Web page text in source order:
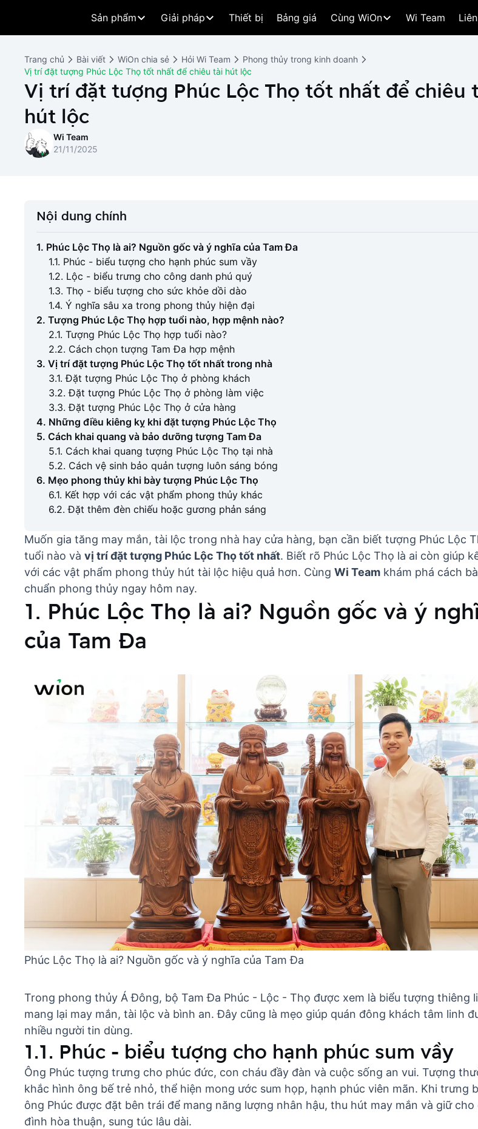
Sản phẩm Giải pháp Thiết bị Bảng giá Cùng WiOn Wi Team
Trang chủ Bài viết WiOn chia sẻ Hỏi Wi Team
Phong thủy trong kinh doanh
Vị trí đặt tượng Phúc Lộc Thọ tốt nhất để chiêu tài hút lộc
Vị trí đặt tượng Phúc Lộc Thọ tốt nhất để chiêu
hút lộc
Wi Team
21/11/2025
Nội dung chính
1. Phúc Lộc Thọ là ai? Nguồn gốc và ý nghĩa của Tam Đa
1.1. Phúc - biểu tượng cho hạnh phúc sum vầy
1.2. Lộc - biểu trưng cho công danh phú quý
1.3. Thọ - biểu tượng cho sức khỏe dồi dào
1.4. Ý nghĩa sâu xa trong phong thủy hiện đại
2. Tượng Phúc Lộc Thọ hợp tuổi nào, hợp mệnh nào?
2.1. Tượng Phúc Lộc Thọ hợp tuổi nào?
2.2. Cách chọn tượng Tam Đa hợp mệnh
3. Vị trí đặt tượng Phúc Lộc Thọ tốt nhất trong nhà
3.1. Đặt tượng Phúc Lộc Thọ ở phòng khách
3.2. Đặt tượng Phúc Lộc Thọ ở phòng làm việc
3.3. Đặt tượng Phúc Lộc Thọ ở cửa hàng
4. Những điều kiêng kỵ khi đặt tượng Phúc Lộc Thọ
5. Cách khai quang và bảo dưỡng tượng Tam Đa
5.1. Cách khai quang tượng Phúc Lộc Thọ tại nhà
5.2. Cách vệ sinh bảo quản tượng luôn sáng bóng
6. Mẹo phong thủy khi bày tượng Phúc Lộc Thọ
6.1. Kết hợp với các vật phẩm phong thủy khác
6.2. Đặt thêm đèn chiếu hoặc gương phản sáng
Muốn gia tăng may mắn, tài lộc trong nhà hay cửa hàng, bạn cần biết tượng Phúc Lộc
tuổi nào và vị trí đặt tượng Phúc Lộc Thọ tốt nhất. Biết rõ Phúc Lộc Thọ là ai còn giúp
với các vật phẩm phong thủy hút tài lộc hiệu quả hơn. Cùng Wi Team khám phá cách
chuẩn phong thủy ngay hôm nay.
1. Phúc Lộc Thọ là ai? Nguồn gốc và ý
của Tam Đa
Phúc Lộc Thọ là ai? Nguồn gốc và ý nghĩa của Tam Đa
Trong phong thủy Á Đông, bộ Tam Đa Phúc - Lộc - Thọ được xem là biểu tượng thiêng
mang lại may mắn, tài lộc và bình an. Đây cũng là mẹo giúp quán đông khách tâm linh
nhiều người tin dùng.
1.1. Phúc - biểu tượng cho hạnh phúc sum vầy
Ông Phúc tượng trưng cho phúc đức, con cháu đầy đàn và cuộc sống an vui. Tượng
khắc hình ông bế trẻ nhỏ, thể hiện mong ước sum họp, hạnh phúc viên mãn. Khi trưng
ông Phúc được đặt bên trái để mang năng lượng nhân hậu, thu hút may mắn và giữ cho
đình hòa thuận, sung túc lâu dài.